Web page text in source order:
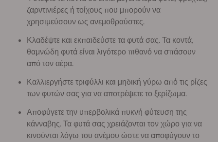
ζαρντινιέρες ή τοίχους που μπορούν να
χρησιμεύσουν ως ανεμοθραύστες.
Κλαδέψτε και εκπαιδεύστε τα φυτά σας. Τα κοντά,
θαμνώδη φυτά είναι λιγότερο πιθανό να σπάσουν
από τον αέρα.
Καλλιεργήστε τριφύλλι και μηδική γύρω από τις ρίζες
των φυτών σας για να αποτρέψετε το ξερίζωμα.
Αποφύγετε την υπερβολικά πυκνή φύτευση της
κάνναβης. Τα φυτά σας χρειάζονται τον χώρο για να
κινούνται λόγω του ανέμου ώστε να αποφύγουν το